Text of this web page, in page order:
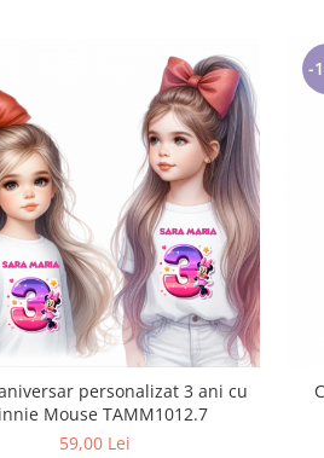
personalizat 3 ani cu
Minnie Mouse TAMM1012.7
59,00 Lei
-